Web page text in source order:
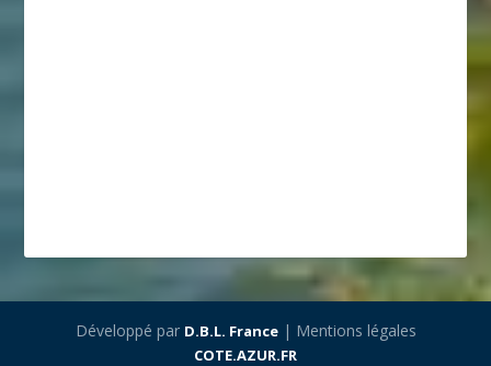
Développé par D.B.L. France| Mentions légales
COTE.AZUR.FR